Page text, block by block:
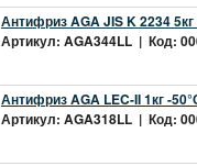
Антифриз AGA JIS K 2234
Артикул: AGA344LL | Код:
Антифриз AGA LEC-II 1кг -
Артикул: AGA318LL | Код: